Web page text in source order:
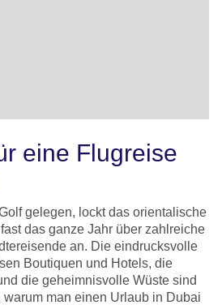
eine Flugreise
gelegen, lockt das orientalische
das ganze Jahr über zahlreiche
an. Die eindrucksvolle
Boutiquen und Hotels, die
die geheimnisvolle Wüste sind
warum man einen Urlaub in Dubai